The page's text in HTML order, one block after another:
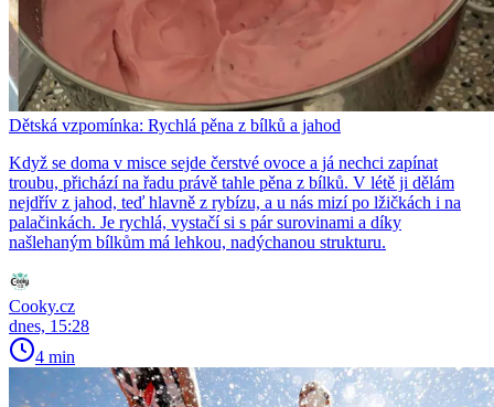
Dětská vzpomínka: Rychlá pěna z bílků a jahod
Když se doma v misce sejde čerstvé ovoce a já nechci zapínat
troubu, přichází na řadu právě tahle pěna z bílků. V létě ji dělám
nejdřív z jahod, teď hlavně z rybízu, a u nás mizí po lžičkách i na
palačinkách. Je rychlá, vystačí si s pár surovinami a díky
našlehaným bílkům má lehkou, nadýchanou strukturu.
Cooky.cz
dnes, 15:28
4 min